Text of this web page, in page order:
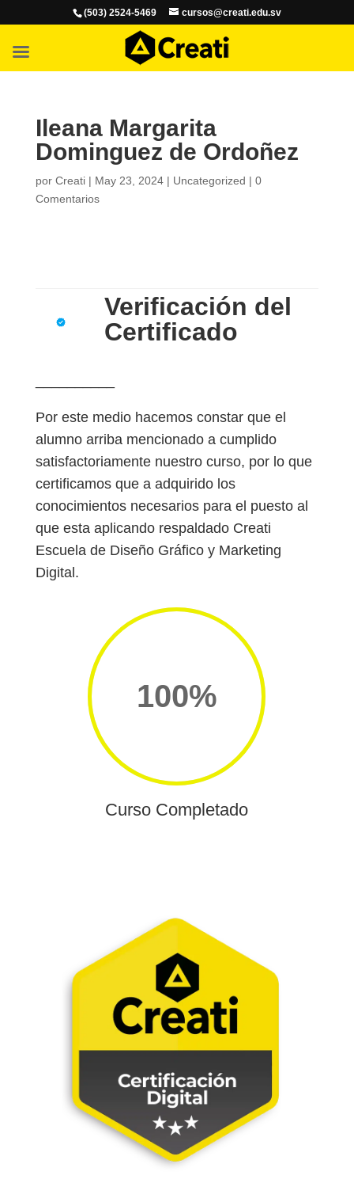
(503) 2524-5469 cursos@creati.edu.sv
Ileana Margarita
Dominguez de Ordoñez
por Creati| May 23, 2024| Uncategorized | 0
Comentarios
Verificación del
Certificado
Por este medio hacemos constar que el
alumno arriba mencionado a cumplido
satisfactoriamente nuestro curso, por lo que
certificamos que a adquirido los
conocimientos necesarios para el puesto al
que esta aplicando respaldado Creati
Escuela de Diseño Gráfico y Marketing
Digital.
100%
Curso Completado